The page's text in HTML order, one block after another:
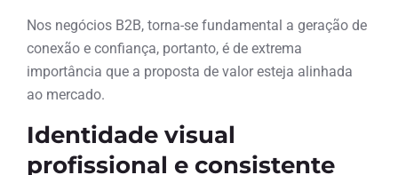
Nos negócios B2B, torna-se fundamental a geração de
conexão e confiança, portanto, é de extrema
importância que a proposta de valor esteja alinhada
ao mercado.
Identidade visual
profissional e consistente